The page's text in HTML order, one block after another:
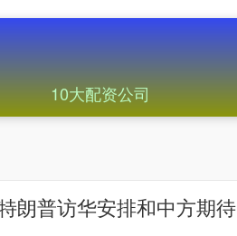
10大配资公司
朗普访华安排和中方期待